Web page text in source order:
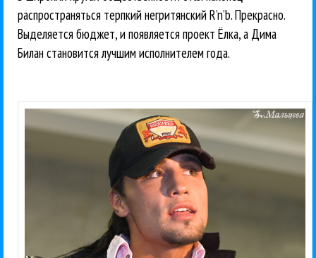
распространяться терпкий негритянский R’n’b. Прекрасно.
Выделяется бюджет, и появляется проект Ёлка, а Дима
Билан становится лучшим исполнителем года.